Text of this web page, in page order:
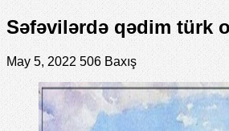
Səfəvilərdə qədim türk
May 5, 2022 506 Baxış